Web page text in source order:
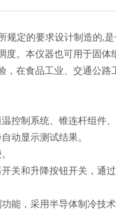
定的要求设计制造的,
。本仪器也可用于固体
在食品工业、交通公路
控制系统、锥连杆组件
动显示测试结果。
关和升降按钮开关，通
能，采用半导体制冷技